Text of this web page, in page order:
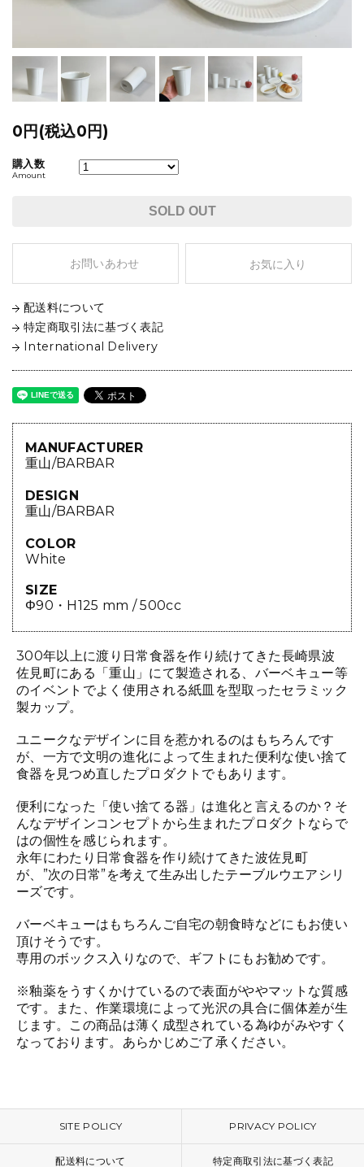
0円(税込0円)
購入数
Amount
SOLD OUT
お問いあわせ お気に入り
配送料について
特定商取引法に基づく表記
International Delivery
MANUFACTURER
重山/BARBAR
DESIGN
重山/BARBAR
COLOR
White
SIZE
Φ90・H125 mm / 500cc
300年以上に渡り日常食器を作り続けてきた長崎県波
佐見町にある「重山」にて製造される、バーベキュー等
のイベントでよく使用される紙皿を型取ったセラミック
製カップ。
ユニークなデザインに目を惹かれるのはもちろんです
が、一方で文明の進化によって生まれた便利な使い捨て
食器を見つめ直したプロダクトでもあります。
便利になった「使い捨てる器」は進化と言えるのか？そ
んなデザインコンセプトから生まれたプロダクトならで
はの個性を感じられます。
永年にわたり日常食器を作り続けてきた波佐見町
が、”次の日常”を考えて生み出したテーブルウエアシリ
ーズです。
バーベキューはもちろんご自宅の朝食時などにもお使い
頂けそうです。
専用のボックス入りなので、ギフトにもお勧めです。
※釉薬をうすくかけているので表面がややマットな質感
です。また、作業環境によって光沢の具合に個体差が生
じます。この商品は薄く成型されている為ゆがみやすく
なっております。あらかじめご了承ください。
SITE POLICY PRIVACY POLICY
配送料について 特定商取引法に基づく表記